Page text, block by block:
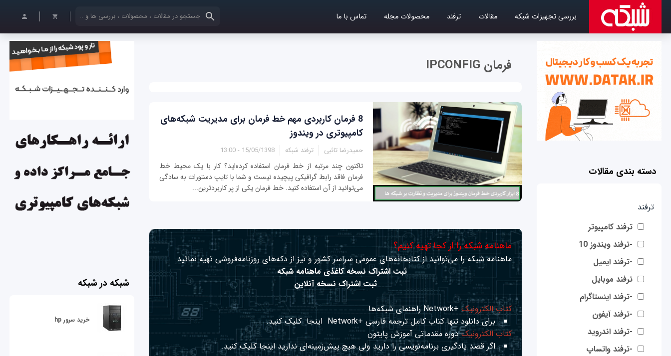
بررسی تجهیزات شبکه مقالات ترفند محصولات مجله تماس با ما کلمات کلیدی خود را وارد کنید
دسته بندی مقالات
ترفند
ترفند کامپیوتر
-ترفند ویندوز 10
-ترفند ایمیل
ترفند موبایل
-ترفند اینستاگرام
-ترفند آیفون
-ترفند اندروید
-ترفند واتساپ
فرمان IPCONFIG
8 فرمان کاربردی مهم خط فرمان برای مدیریت شبکه‌های
کامپیوتری در ویندوز
حمیدرضا تائبی ترفند شبکه 15/05/1398 - 13:00
تاکنون چند مرتبه از خط فرمان استفاده کرده‌اید؟ کار با یک محیط خط
فرمان فاقد رابط گرافیکی پیچیده نیست و شما با تایپ دستورات به سادگی
می‌توانید از آن استفاده کنید. خط فرمان یکی از پر کاربردترین...
ماهنامه شبکه را از کجا تهیه کنیم؟
ماهنامه شبکه را می‌توانید از کتابخانه‌های عمومی سراسر کشور و نیز از دکه‌های روزنامه‌فروشی تهیه نمائید.
ثبت اشتراک نسخه کاغذی ماهنامه شبکه
ثبت اشتراک نسخه آنلاین
کتاب الکترونیک +Network راهنمای شبکه‌ها
برای دانلود تنها کتاب کامل ترجمه فارسی +Network
اینجا کلیک کنید.
کتاب الکترونیکدوره مقدماتی آموزش پایتون
اگر قصد یادگیری برنامه‌نویسی را دارید ولی هیچ پیش‌زمینه‌ای نداریداینجا کلیک کنید.
شبکه در شبکه
خرید سرور hp